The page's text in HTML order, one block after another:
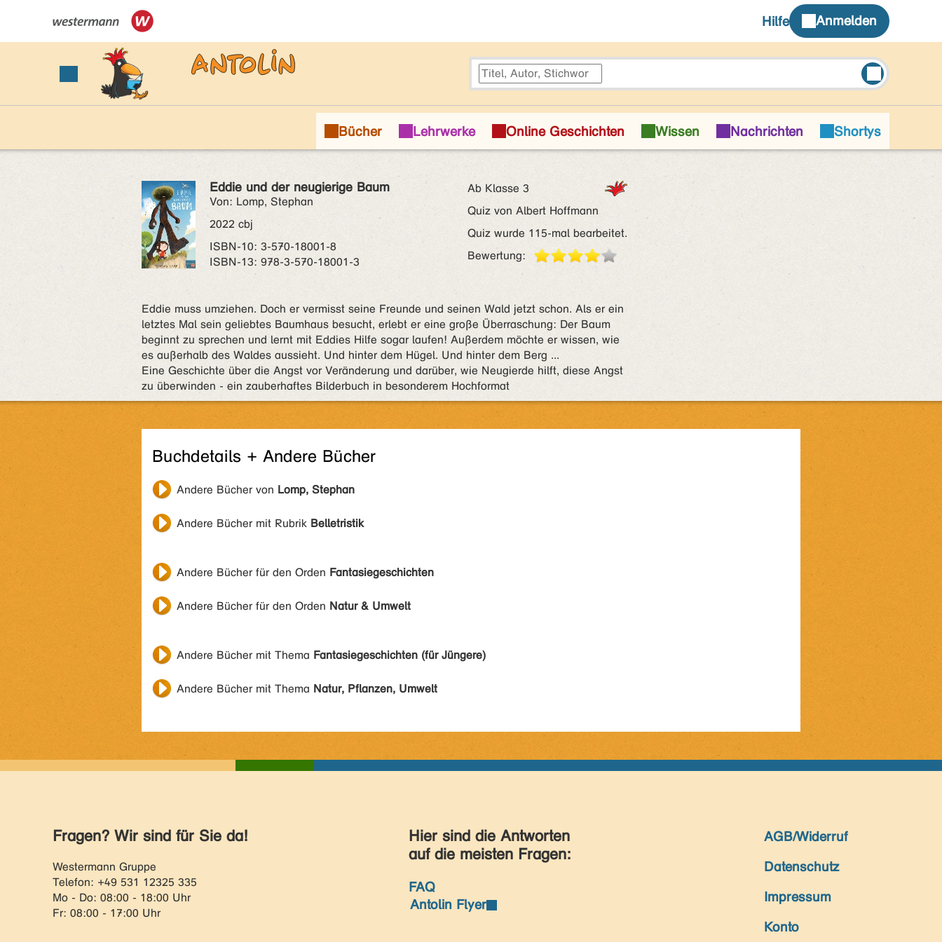
Eddie und der neugierige Baum
Von: Lomp, Stephan
2022 cbj
ISBN‑10: 3-570-18001-8
ISBN‑13: 978-3-570-18001-3
Ab Klasse 3
Quiz von Albert Hoffmann
Quiz wurde 115-mal bearbeitet.
Bewertung:
Eddie muss umziehen. Doch er vermisst seine Freunde und seinen Wald jetzt schon. Als er ein
letztes Mal sein geliebtes Baumhaus besucht, erlebt er eine große Überraschung: Der Baum
beginnt zu sprechen und lernt mit Eddies Hilfe sogar laufen! Außerdem möchte er wissen, wie
es außerhalb des Waldes aussieht. Und hinter dem Hügel. Und hinter dem Berg ...
Eine Geschichte über die Angst vor Veränderung und darüber, wie Neugierde hilft, diese Angst
zu überwinden - ein zauberhaftes Bilderbuch in besonderem Hochformat
Buchdetails + Andere Bücher
Andere Bücher von Lomp, Stephan
Andere Bücher mit Rubrik Belletristik
Andere Bücher für den Orden Fantasiegeschichten
Andere Bücher für den Orden Natur & Umwelt
Andere Bücher mit Thema Fantasiegeschichten (für Jüngere)
Andere Bücher mit Thema Natur, Pflanzen, Umwelt